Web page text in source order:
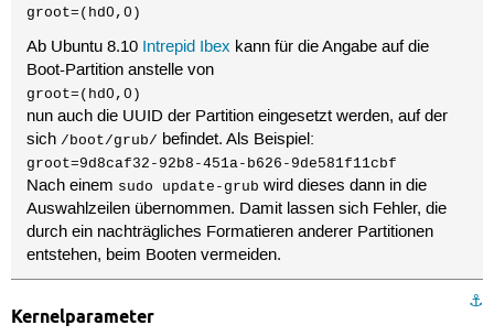
## additional options to use with the default boot
## e.g. defoptions=vga=791 resume=/dev/hda5
# defoptions=quiet splash language=de_DE
## altoption boot targets option
## multiple altoptions lines are allowed
## e.g. altoptions=(extra menu suffix) extra boot
##      altoptions=(recovery mode) single
# altoptions=(recovery mode) single
## controls how many kernels should be put into the
## only counts the first occurence of a kernel, not
## alternative kernel options
## e.g. howmany=all
##      howmany=7
## should update-grub create memtest86 boot option
## e.g. memtest86=true
groot=(hd0,0)
Ab Ubuntu 8.10 Intrepid Ibex kann für die Angabe auf die
Boot-Partition anstelle von
groot=(hd0,0)
nun auch die UUID der Partition eingesetzt werden, auf der
sich /boot/grub/ befindet. Als Beispiel:
groot=9d8caf32-92b8-451a-b626-9de581f11cbf
Nach einem sudo update-grub wird dieses dann in die
Auswahlzeilen übernommen. Damit lassen sich Fehler, die
durch ein nachträgliches Formatieren anderer Partitionen
entstehen, beim Booten vermeiden.
⚓︎
Kernelparameter